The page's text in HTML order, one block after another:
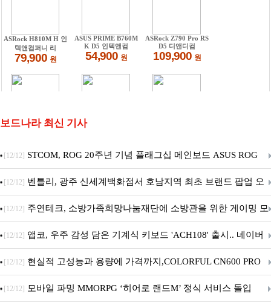
보드나라 최신 기사
[12/12] STCOM, ROG 20주년 기념 플래그십 메인보드 ASUS ROG
Crosshair X870E EDITION 20 국내 출시 예정
[12/12] 벤틀리, 광주 신세계백화점서 호남지역 최초 브랜드 팝업 오
픈
[12/12] 주연테크, 소방가족희망나눔재단에 소방관을 위한 게이밍 모
니터·스마트 펫 침대 기부
[12/12] 앱코, 우주 감성 담은 기계식 키보드 'ACH108' 출시.. 네이버
브랜드데이 기획전 진행
[12/12] 현실적 고성능과 용량에 가격까지,COLORFUL CN600 PRO
M.2 NVMe 디앤디컴 1TB
[12/12] 모바일 파밍 MMORPG ‘히어로 랜드M’ 정식 서비스 돌입